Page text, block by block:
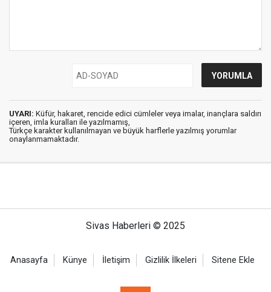
UYARI: Küfür, hakaret, rencide edici cümleler veya imalar, inançlara saldırı
içeren, imla kuralları ile yazılmamış,
Türkçe karakter kullanılmayan ve büyük harflerle yazılmış yorumlar
onaylanmamaktadır.
Sivas Haberleri © 2025
Anasayfa Künye İletişim Gizlilik İlkeleri Sitene Ekle